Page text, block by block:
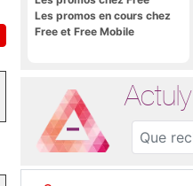
Les promos en cours chez
Free et Free Mobile
Actuly